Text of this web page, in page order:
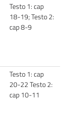
Testo 1: cap
18-19; Testo 2:
cap 8-9
Testo 1: cap
20-22 Testo 2:
cap 10-11